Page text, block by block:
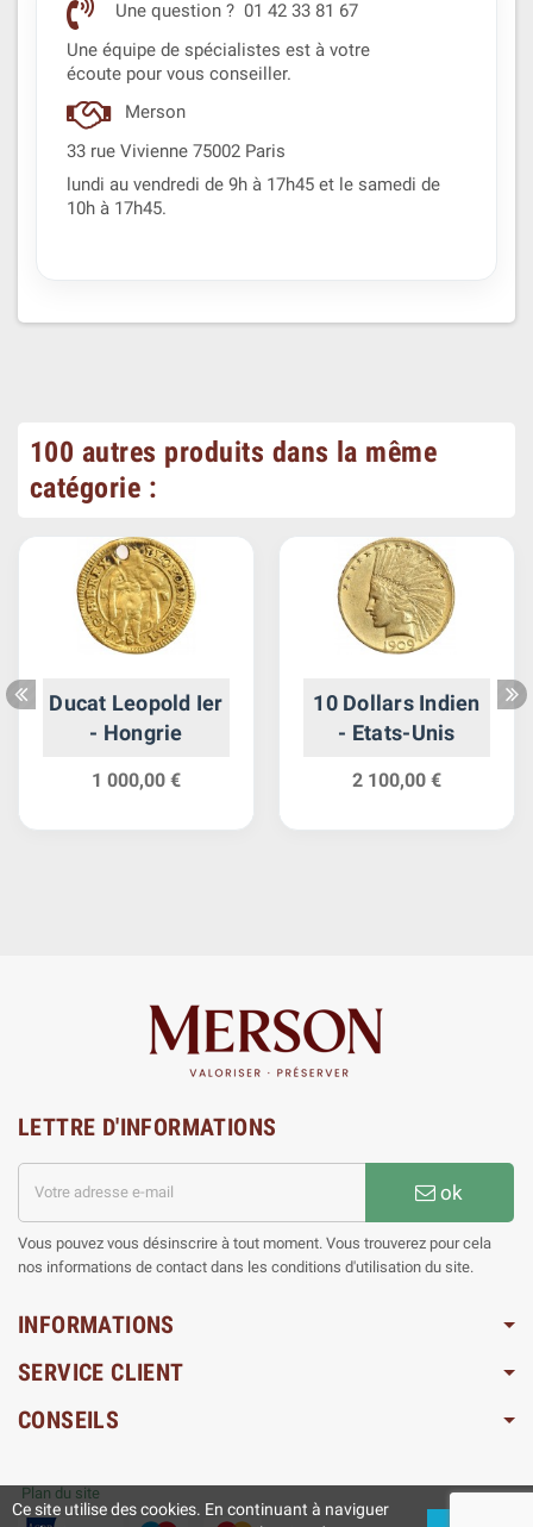
Une question ? 01 42 33 81 67
Une équipe de spécialistes est à votre
écoute pour vous conseiller.
Merson
33 rue Vivienne 75002 Paris
lundi au vendredi de 9h à 17h45 et le samedi de
10h à 17h45.
100 autres produits dans la même
catégorie :
Ducat Leopold Ier
- Hongrie
1 000,00 €
10 Dollars Indien
- Etats-Unis
2 100,00 €
LETTRE D'INFORMATIONS
ok
Vous pouvez vous désinscrire à tout moment. Vous trouverez pour cela
nos informations de contact dans les conditions d'utilisation du site.
INFORMATIONS
SERVICE CLIENT
CONSEILS
Plan du site
Ce site utilise des cookies. En continuant à naviguer